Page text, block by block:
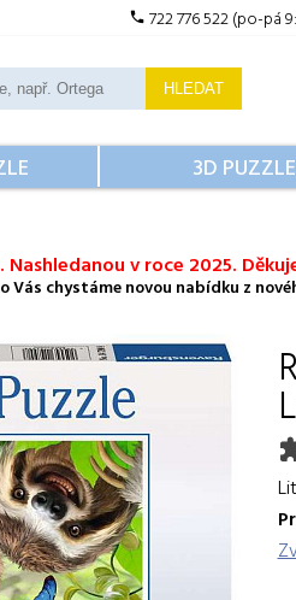
722 776 522 (po-pá
HLEDAT
3D PUZZLE
Nashledanou v roce 2025.
Vás chystáme novou nabídku z